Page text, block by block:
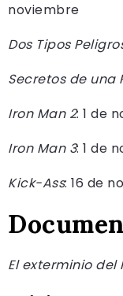
noviembre
Dos Tipos
Secretos de una
Iron Man 2: 1 de
Iron Man 3: 1 de
Kick-Ass: 16 de
El exterminio del